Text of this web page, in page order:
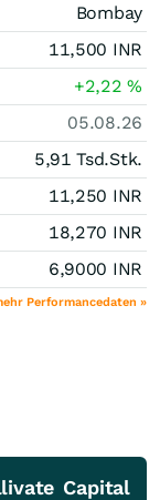
Bombay
11,500 INR
+2,22%
05.08.26
5,91 Tsd.Stk.
11,250 INR
18,270 INR
6,9000 INR
Performancedaten »
Capital